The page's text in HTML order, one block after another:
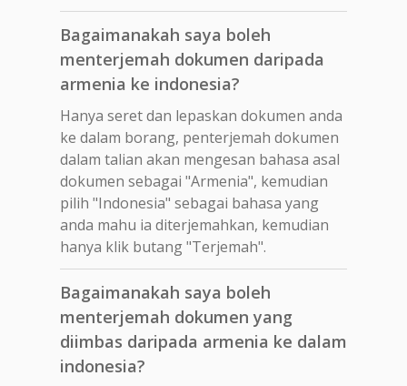
Bagaimanakah saya boleh
menterjemah dokumen daripada
armenia ke indonesia?
Hanya seret dan lepaskan dokumen anda
ke dalam borang, penterjemah dokumen
dalam talian akan mengesan bahasa asal
dokumen sebagai "Armenia", kemudian
pilih "Indonesia" sebagai bahasa yang
anda mahu ia diterjemahkan, kemudian
hanya klik butang "Terjemah".
Bagaimanakah saya boleh
menterjemah dokumen yang
diimbas daripada armenia ke dalam
indonesia?